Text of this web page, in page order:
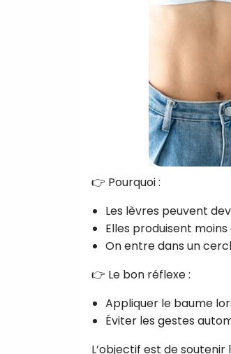
👉 Pourquoi :
Les lèvres peuvent
Elles produisent
On entre dans un
👉 Le bon réflexe :
Appliquer le baume
Éviter les gestes
L’objectif est de